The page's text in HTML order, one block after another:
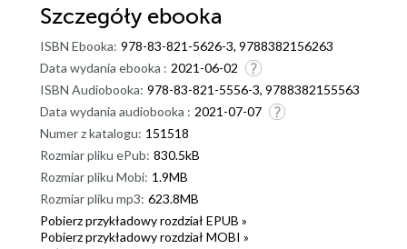
aranżowane, aby rodzina nie musiała się wstydzić za
daną pannę młodą. Czy w tej książce taka sytuacja
także miała miejsce? ,,Za wszelką cenę" to ciekawa,
obszerna, wciągająca pozycja, którą przeczytałam za
jednym razem. Lubię takie historie od których nie
sposób się oderwać i ta zaprezentowana w tym
tomie z pewnością taka jest.
Szczegóły ebooka
ISBN Ebooka: 978-83-821-5626-3, 9788382156263
Data wydania ebooka : 2021-06-02
ISBN Audiobooka: 978-83-821-5556-3, 9788382155563
Data wydania audiobooka : 2021-07-07
Numer z katalogu: 151518
Rozmiar pliku ePub: 830.5kB
Rozmiar pliku Mobi: 1.9MB
Rozmiar pliku mp3: 623.8MB
Pobierz przykładowy rozdział EPUB »
Pobierz przykładowy rozdział MOBI »